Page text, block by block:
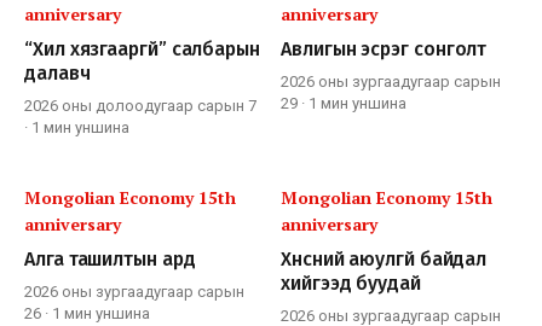
anniversary
“Хил хязгааргүй” салбарын
далавч
2026 оны долоодугаар сарын 7
· 1 мин уншина
anniversary
Авлигын эсрэг сонголт
2026 оны зургаадугаар сарын
29 · 1 мин уншина
Mongolian Economy 15th
anniversary
Алга ташилтын ард
2026 оны зургаадугаар сарын
26 · 1 мин уншина
Mongolian Economy 15th
anniversary
Хүнсний аюулгүй байдал
хийгээд буудай
2026 оны зургаадугаар сарын